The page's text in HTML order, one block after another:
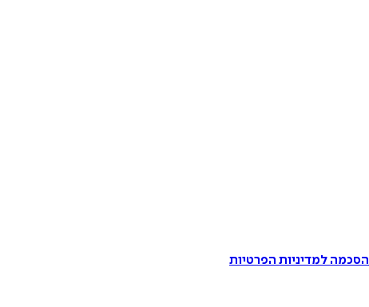
הסכמה למדיניות הפרטיות